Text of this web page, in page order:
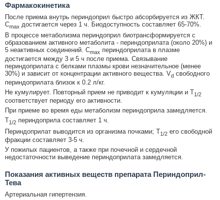
Фармакокинетика
После приема внутрь периндоприл быстро абсорбируется из ЖКТ.
Cmax достигается через 1 ч. Биодоступность составляет 65-70%.
В процессе метаболизма периндоприл биотрансформируется с
образованием активного метаболита - периндоприлата (около 20%) и
5 неактивных соединений. Cmax периндоприлата в плазме
достигается между 3 и 5 ч после приема. Связывание
периндоприлата с белками плазмы крови незначительное (менее
30%) и зависит от концентрации активного вещества. Vd свободного
периндоприлата близок к 0.2 л/кг.
Не кумулирует. Повторный прием не приводит к кумуляции и T1/2
соответствует периоду его активности.
При приеме во время еды метаболизм периндоприла замедляется.
T1/2 периндоприла составляет 1 ч.
Периндоприлат выводится из организма почками; T1/2 его свободной
фракции составляет 3-5 ч.
У пожилых пациентов, а также при почечной и сердечной
недостаточности выведение периндоприлата замедляется.
Показания активных веществ препарата Периндоприл-
Тева
Артериальная гипертензия.